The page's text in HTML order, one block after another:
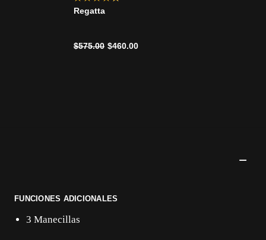
Regatta
Precio reducido de
$575.00a$460.00
FUNCIONES ADICIONALES
3 Manecillas